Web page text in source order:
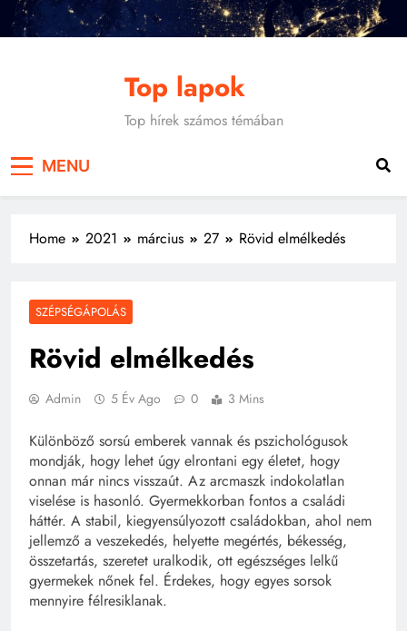
Skip
Top lapok
Top hírek számos témában
MENU
Home 2021 március 27 Rövid elmélkedés
SZÉPSÉGÁPOLÁS
Rövid elmélkedés
Admin 5 Év Ago 0 3 Mins
Különböző sorsú emberek vannak és pszichológusok
mondják, hogy lehet úgy elrontani egy életet, hogy
onnan már nincs visszaút. Az arcmaszk indokolatlan
viselése is hasonló. Gyermekkorban fontos a családi
háttér. A stabil, kiegyensúlyozott családokban, ahol nem
jellemző a veszekedés, helyette megértés, békesség,
összetartás, szeretet uralkodik, ott egészséges lelkű
gyermekek nőnek fel. Érdekes, hogy egyes sorsok
mennyire félresiklanak.